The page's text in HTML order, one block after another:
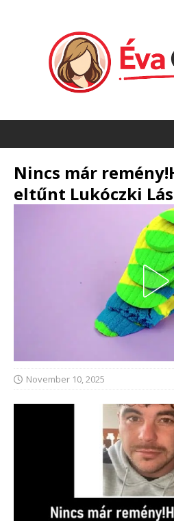
Nincs már
eltűnt Lukóczki
November 10, 2025